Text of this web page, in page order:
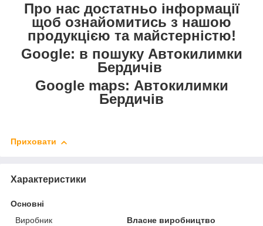
Про нас достатньо інформації
щоб ознайомитись з нашою
продукцією та майстерністю!
Google: в пошуку Автокилимки
Бердичів
Google maps: Автокилимки
Бердичів
Приховати
Характеристики
Основні
Виробник
Власне виробництво